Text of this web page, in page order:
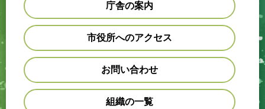
庁舎の案内
市役所へのアクセス
お問い合わせ
組織の一覧